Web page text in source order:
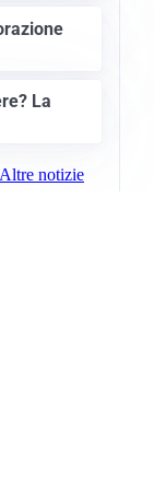
La
Altre notizie